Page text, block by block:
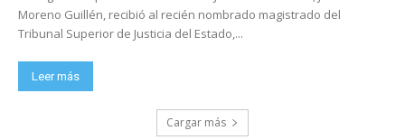
Moreno Guillén, recibió al recién nombrado magistrado del
Tribunal Superior de Justicia del Estado,...
Leer más
Cargar más